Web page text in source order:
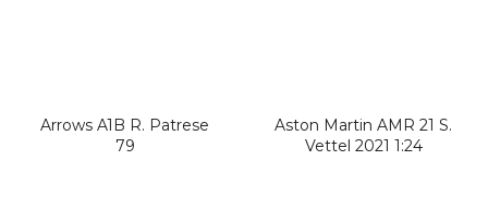
Arrows A1B R. Patrese
79
Aston Martin AMR 21 S.
Vettel 2021 1:24